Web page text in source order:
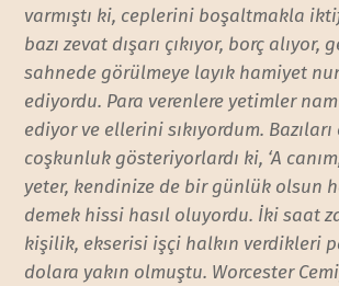
varmıştı ki, ceplerini boşaltmakla
bazı zevat dışarı çıkıyor, borç alıyor,
sahnede görülmeye layık hamiyet
ediyordu. Para verenlere yetimler
ediyor ve ellerini sıkıyordum.
coşkunluk gösteriyorlardı ki, ‘A
yeter, kendinize de bir günlük olsun
demek hissi hasıl oluyordu. İki saat
kişilik, ekserisi işçi halkın verdikleri
dolara yakın olmuştu. Worcester